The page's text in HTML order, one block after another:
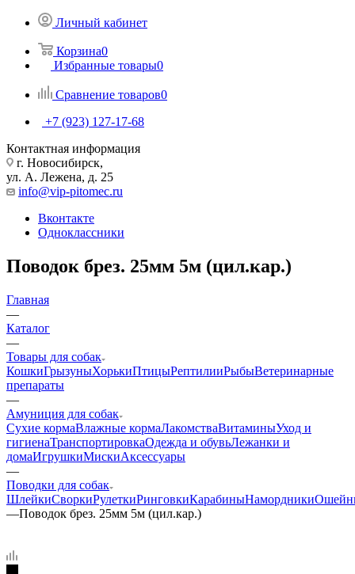
Личный кабинет
Корзина0
Избранные товары0
Сравнение товаров0
+7 (923) 127-17-68
Контактная информация
г. Новосибирск,
ул. А. Лежена, д. 25
info@vip-pitomec.ru
Вконтакте
Одноклассники
Поводок брез. 25мм 5м (цил.кар.)
Главная
—
Каталог
—
Товары для собак
КошкиГрызуныХорькиПтицыРептилииРыбыВетеринарные
препараты
—
Амуниция для собак
Сухие кормаВлажные кормаЛакомстваВитаминыУход и
гигиенаТранспортировкаОдежда и обувьЛежанки и
домаИгрушкиМискиАксессуары
—
Поводки для собак
ШлейкиСворкиРулеткиРинговкиКарабиныНамордники
—Поводок брез. 25мм 5м (цил.кар.)